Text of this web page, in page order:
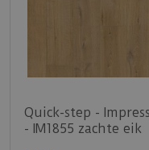
Quick-step -
- IM1855 zachte eik